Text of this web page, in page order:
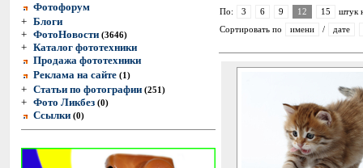
Фотофорум
+ Блоги
+ ФотоНовости (3646)
+ Каталог фототехники
Продажа фототехники
Реклама на сайте (1)
+ Статьи по фотографии (251)
+ Фото Ликбез (0)
Ссылки (0)
По: 3 6 9 12 15
штук
Сортировать по
имени / дате